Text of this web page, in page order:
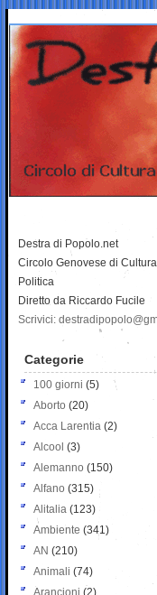
Destra di Popolo.net
Circolo Genovese di
Politica
Diretto da Riccardo Fucile
Scrivici:
Categorie
100 giorni (5)
Aborto (20)
Acca Larentia (2)
Alcool (3)
Alemanno (150)
Alfano (315)
Alitalia (123)
Ambiente (341)
AN (210)
Animali (74)
Arancioni (2)